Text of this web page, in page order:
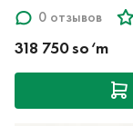
0 отзывов
318 750 so‘m